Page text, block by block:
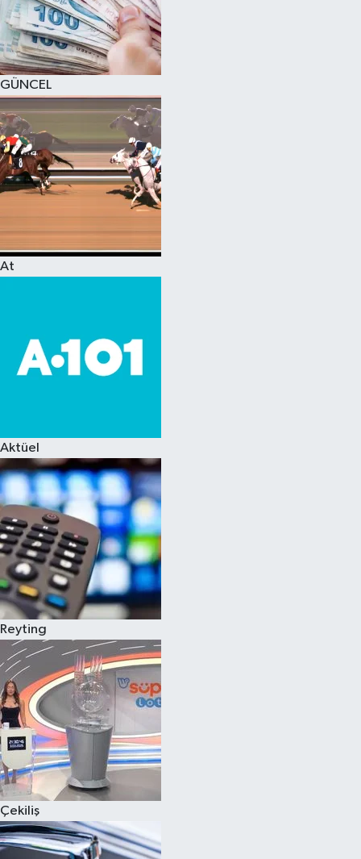
GÜNCEL
At
Aktüel
Reyting
Çekiliş